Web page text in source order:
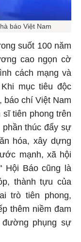
báo Việt Nam
suốt 100 năm
cao ngọn cờ
cách mạng và
mục tiêu độc
báo chí Việt Nam
tiên phong trên
thúc đẩy sự
hóa, xây dựng
mạnh, xã hội
Hội Báo cũng là
thành tựu của
trò tiên phong,
thêm niềm đam
phụng sự